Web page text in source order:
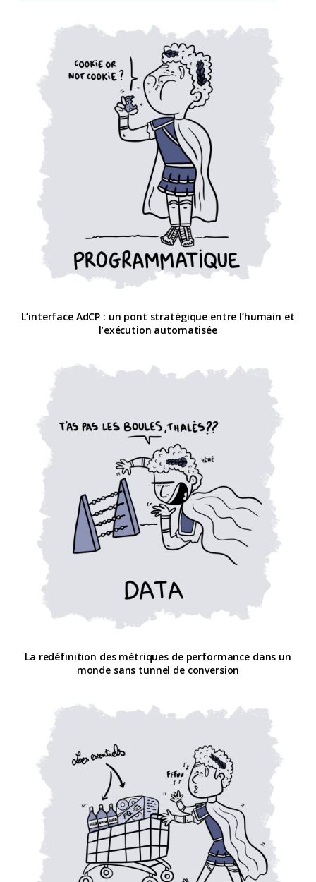
L’interface AdCP : un pont stratégique entre l’humain et
l’exécution automatisée
La redéfinition des métriques de performance dans un
monde sans tunnel de conversion